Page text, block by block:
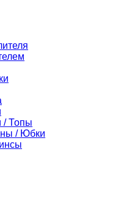
/ Топы
/ Юбки